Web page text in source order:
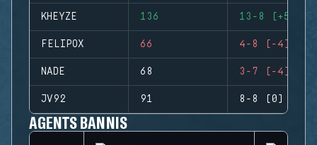
KHEYZE 136 13-8 (+5)
FELIPOX 66 4-8 (-4)
NADE 68 3-7 (-4)
JV92 91 8-8 (0)
AGENTS BANNIS